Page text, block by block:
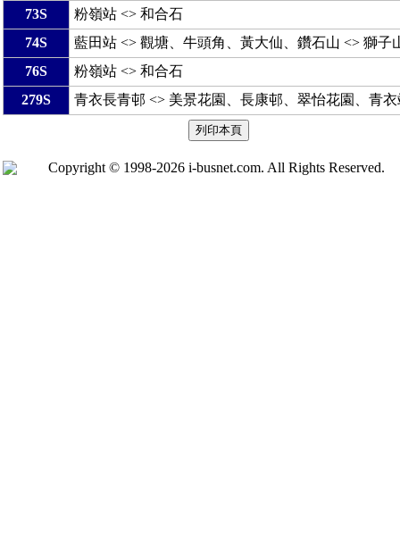
73S
粉嶺站 <> 和合石
74S
藍田站 <> 觀塘、牛頭角、黃大仙、鑽石山 <> 獅子
76S
粉嶺站 <> 和合石
279S
青衣長青邨 <> 美景花園、長康邨、翠怡花園、青
Copyright © 1998-2026 i-busnet.com. All Rights Reserved.